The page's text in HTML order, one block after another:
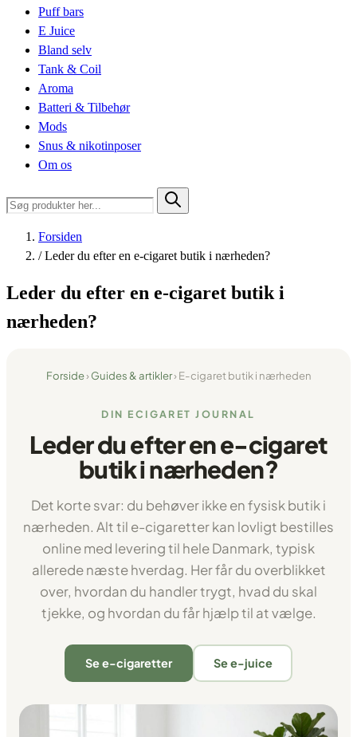
Puff bars
E Juice
Bland selv
Tank & Coil
Aroma
Batteri & Tilbehør
Mods
Snus & nikotinposer
Om os
Forsiden
/ Leder du efter en e-cigaret butik i nærheden?
Leder du efter en e-cigaret butik i
nærheden?
Forside›Guides & artikler› E-cigaret butik i nærheden
DIN ECIGARET JOURNAL
Leder du efter en e-cigaret
butik i nærheden?
Det korte svar: du behøver ikke en fysisk butik i
nærheden. Alt til e-cigaretter kan lovligt bestilles
online med levering til hele Danmark, typisk
allerede næste hverdag. Her får du overblikket
over, hvordan du handler trygt, hvad du skal
tjekke, og hvordan du får hjælp til at vælge.
Se e-cigaretter Se e-juice